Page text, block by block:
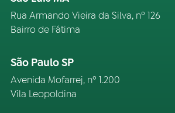
Rua Armando Vieira da Silva, nº 126
Bairro de Fátima
São Paulo SP
Avenida Mofarrej, nº 1.200
Vila Leopoldina